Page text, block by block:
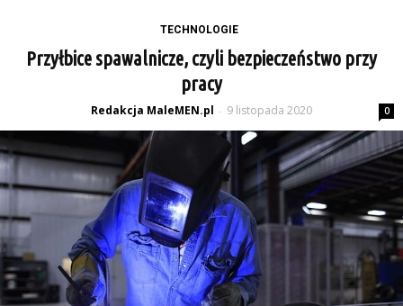
TECHNOLOGIE
Przyłbice spawalnicze, czyli bezpieczeństwo przy
pracy
Redakcja MaleMEN.pl - 9 listopada 2020 0